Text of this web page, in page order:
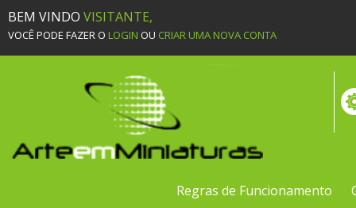
BEM VINDO VISITANTE,
VOCÊ PODE FAZER O LOGIN OU CRIAR UMA NOVA CONTA
Regras de Funcionamento